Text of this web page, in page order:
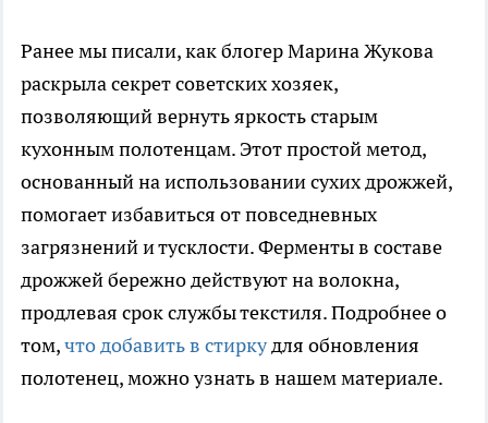
Ранее мы писали, как блогер Марина Жукова
раскрыла секрет советских хозяек,
позволяющий вернуть яркость старым
кухонным полотенцам. Этот простой метод,
основанный на использовании сухих дрожжей,
помогает избавиться от повседневных
загрязнений и тусклости. Ферменты в составе
дрожжей бережно действуют на волокна,
продлевая срок службы текстиля. Подробнее о
том,что добавить в стиркудля обновления
полотенец, можно узнать в нашем материале.